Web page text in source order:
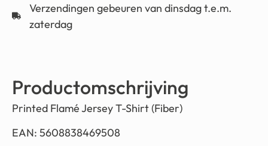
Verzendingen gebeuren van dinsdag t.e.m.
zaterdag
Productomschrijving
Printed Flamé Jersey T-Shirt (Fiber)
EAN: 5608838469508